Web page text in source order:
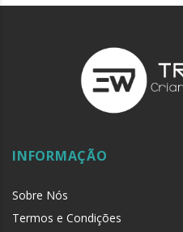
INFORMAÇÃO
Sobre Nós
Termos e Condições